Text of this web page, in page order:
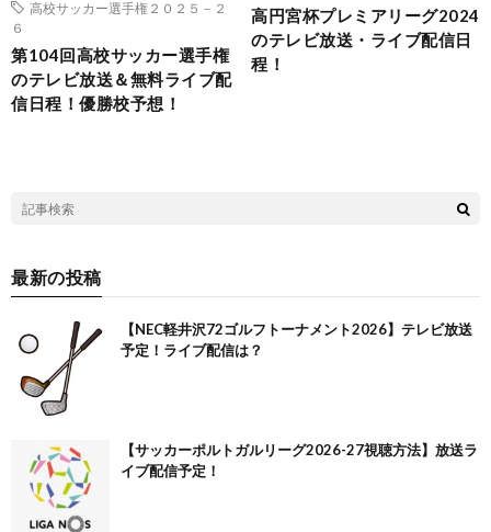
高校サッカー選手権２０２５－２
６
第104回高校サッカー選手権
のテレビ放送＆無料ライブ配
信日程！優勝校予想！
高円宮杯プレミアリーグ2024
のテレビ放送・ライブ配信日
程！
最新の投稿
【NEC軽井沢72ゴルフトーナメント2026】テレビ放送
予定！ライブ配信は？
【サッカーポルトガルリーグ2026-27視聴方法】放送ラ
イブ配信予定！